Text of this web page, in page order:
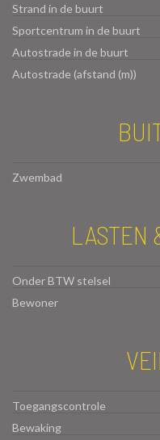
Strand in de buurt
Sportcentrum in de buurt
Autostrade in de buurt
Autostrade (afstand (m))
Zwembad
LASTEN
Onder BTW stelsel
Bewoner
Toegangscontrole
Bewaking